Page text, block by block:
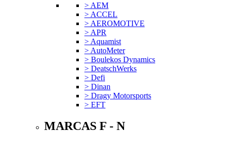
> AEM
> ACCEL
> AEROMOTIVE
> APR
> Aquamist
> AutoMeter
> Boulekos Dynamics
> DeatschWerks
> Defi
> Dinan
> Dragy Motorsports
> EFT
MARCAS F - N